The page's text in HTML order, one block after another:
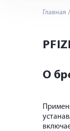
Главная
О